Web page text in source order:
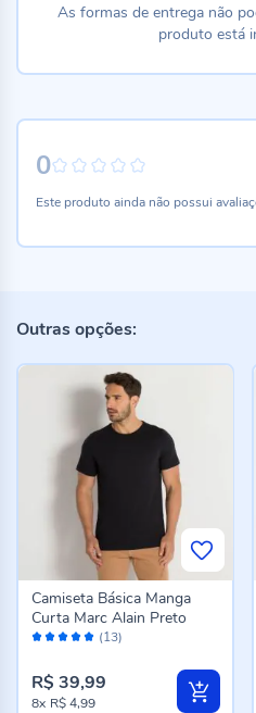
0
Este produto ainda não possui
As formas de entrega não
produto está
Outras opções:
Avaliação: (13)
Camiseta Básica Manga
Curta Marc Alain Preto
R$ 39,99
8x R$ 4,99